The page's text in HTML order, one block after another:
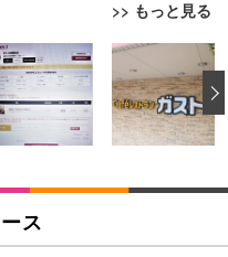
>> もっと見る
ア 椅子 テレワーク 疲れな
スト コンパクト 約105度ロッ
度回転 座面昇降 強化ナイロ
ッシュ 在宅ワーク H-WY01
ェア／デスクチェア メッシ
ない ブラック
ミアムモニター | FlexScan
4K UHD・USB Type-C・ホワ
ミアムモニター | FlexScan
ットシーツ 薄型 レギュラー 1
イト 300枚
トシーツ 厚型 ワイド 42枚
収面:ライトブルー)
ス